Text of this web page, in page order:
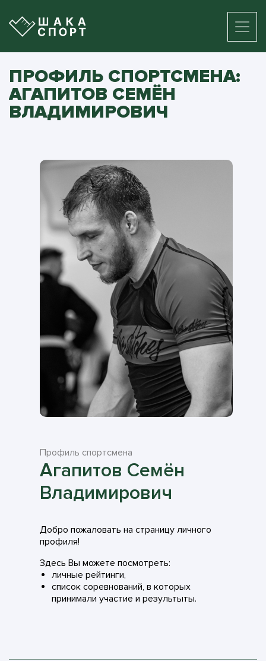
ПРОФИЛЬ СПОРТСМЕНА:
АГАПИТОВ СЕМЁН
ВЛАДИМИРОВИЧ
Профиль спортсмена
Агапитов Семён
Владимирович
Добро пожаловать на страницу личного
профиля!
Здесь Вы можете посмотреть:
личные рейтинги,
список соревнований, в которых
принимали участие и результыты.